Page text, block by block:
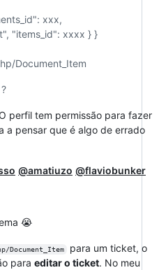
xxx,
"items_id": xxxx } }
Document_Item
perfil tem permissão para fazer
a pensar que é algo de errado
@amatiuzo @flaviobunker
😭
Document_Item
para um ticket, o
para editar o ticket. No meu